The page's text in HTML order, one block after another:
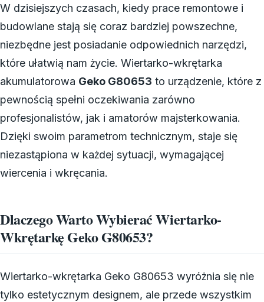
W dzisiejszych czasach, kiedy prace remontowe i
budowlane stają się coraz bardziej powszechne,
niezbędne jest posiadanie odpowiednich narzędzi,
które ułatwią nam życie. Wiertarko-wkrętarka
akumulatorowa Geko G80653 to urządzenie, które z
pewnością spełni oczekiwania zarówno
profesjonalistów, jak i amatorów majsterkowania.
Dzięki swoim parametrom technicznym, staje się
niezastąpiona w każdej sytuacji, wymagającej
wiercenia i wkręcania.
Dlaczego Warto Wybierać Wiertarko-
Wkrętarkę Geko G80653?
Wiertarko-wkrętarka Geko G80653 wyróżnia się nie
tylko estetycznym designem, ale przede wszystkim